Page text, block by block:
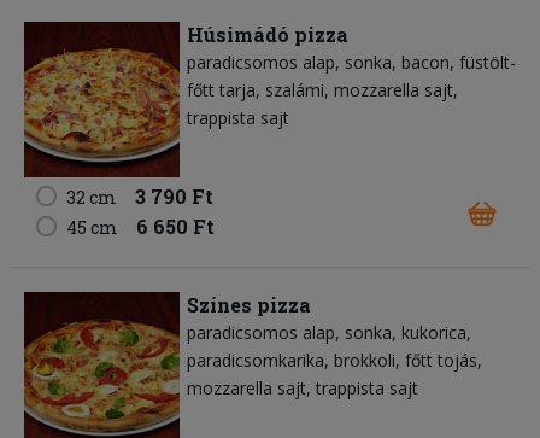
Húsimádó pizza
paradicsomos alap sonka bacon füstölt-
főtt tarja szalámi mozzarella sajt
trappista sajt
32 cm 3 790 Ft
45 cm 6 650 Ft
Színes pizza
paradicsomos alap sonka kukorica
paradicsomkarika brokkoli főtt tojás
mozzarella sajt trappista sajt